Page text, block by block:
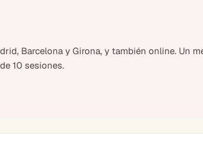
Barcelona y Girona, y también online. Un
10 sesiones.